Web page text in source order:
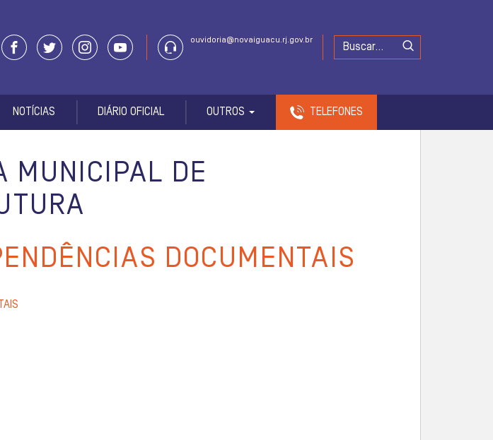
ouvidoria@novaiguacu.rj.gov.br
NOTÍCIAS DIÁRIO OFICIAL OUTROS TELEFONES
MUNICIPAL DE
DOCUMENTAIS